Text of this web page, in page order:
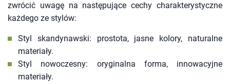
zwrócić uwagę na następujące cechy charakterystyczne
każdego ze stylów:
Styl skandynawski: prostota, jasne kolory, naturalne
materiały.
Styl nowoczesny: oryginalna forma, innowacyjne
materiały.